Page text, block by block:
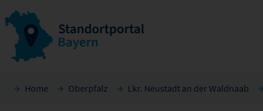
Home Oberpfalz Lkr. Neustadt an der Waldnaab